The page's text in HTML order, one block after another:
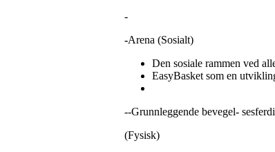
-
-Arena (Sosialt)
Den sosiale rammen ved
EasyBasket som en
--Grunnleggende bevegel-
(Fysisk)